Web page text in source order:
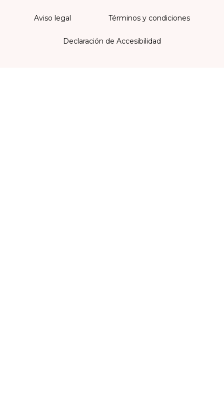
Aviso legal Términos y condiciones
Declaración de Accesibilidad